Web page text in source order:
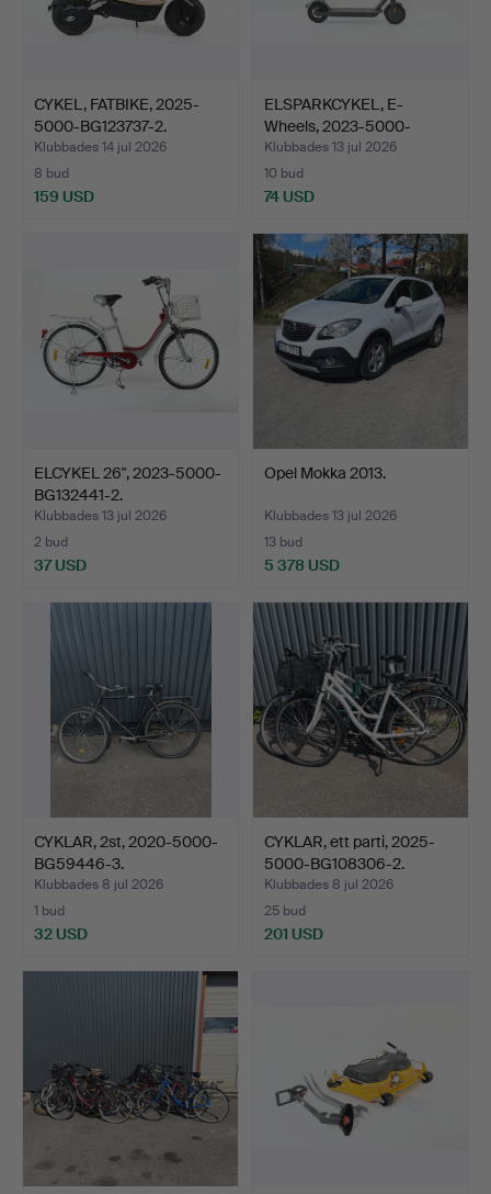
CYKEL, FATBIKE, 2025-
5000-BG123737-2.
Klubbades 14 jul 2026
8 bud
159 USD
ELSPARKCYKEL, E-
Wheels, 2023-5000-
BG117768…
Klubbades 13 jul 2026
10 bud
74 USD
ELCYKEL 26", 2023-5000-
BG132441-2.
Klubbades 13 jul 2026
2 bud
37 USD
Opel Mokka 2013.
Klubbades 13 jul 2026
13 bud
5 378 USD
CYKLAR, 2st, 2020-5000-
BG59446-3.
Klubbades 8 jul 2026
1 bud
32 USD
CYKLAR, ett parti, 2025-
5000-BG108306-2.
Klubbades 8 jul 2026
25 bud
201 USD